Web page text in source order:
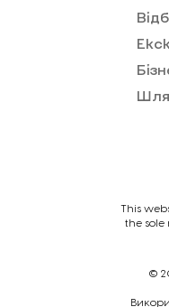
This
the sole
©